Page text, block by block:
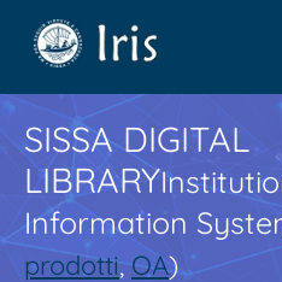
SISSA DIGITAL
LIBRARY
Information
prodotti,OA)